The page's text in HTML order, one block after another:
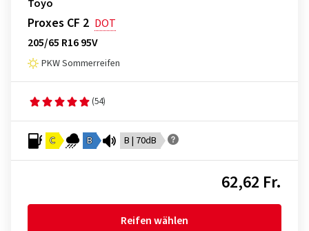
Toyo
Proxes CF 2 DOT
205/65 R16 95V
PKW Sommerreifen
(54)
C B B | 70dB
62,62 Fr.
Reifen wählen